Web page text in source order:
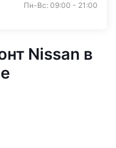
Пн-Вс: 09:00 - 21:00
Nissan в